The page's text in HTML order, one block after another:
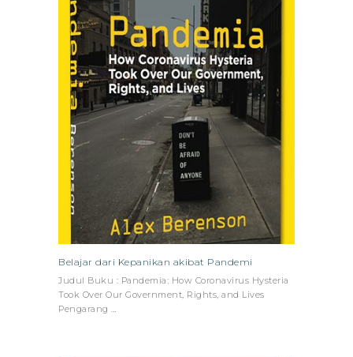
Belajar dari Kepanikan akibat Pandemi
Judul Buku : Pandemia: How Coronavirus Hysteria
Took Over Our Government, Rights, and Lives
Pengarang …